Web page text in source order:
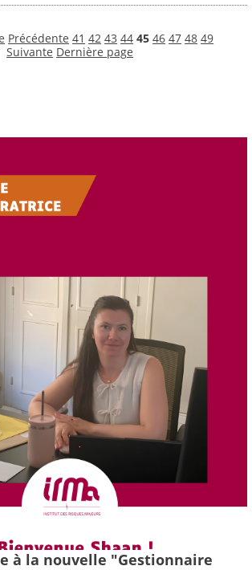
Précédente 41 42 43 44 45 46 47 48 49
Suivante Dernière page
à la nouvelle "Gestionnaire